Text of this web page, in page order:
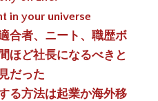
in your universe
合者、ニート、職歴ボ
ほど社長になるべきと
だった
る方法は起業か海外移